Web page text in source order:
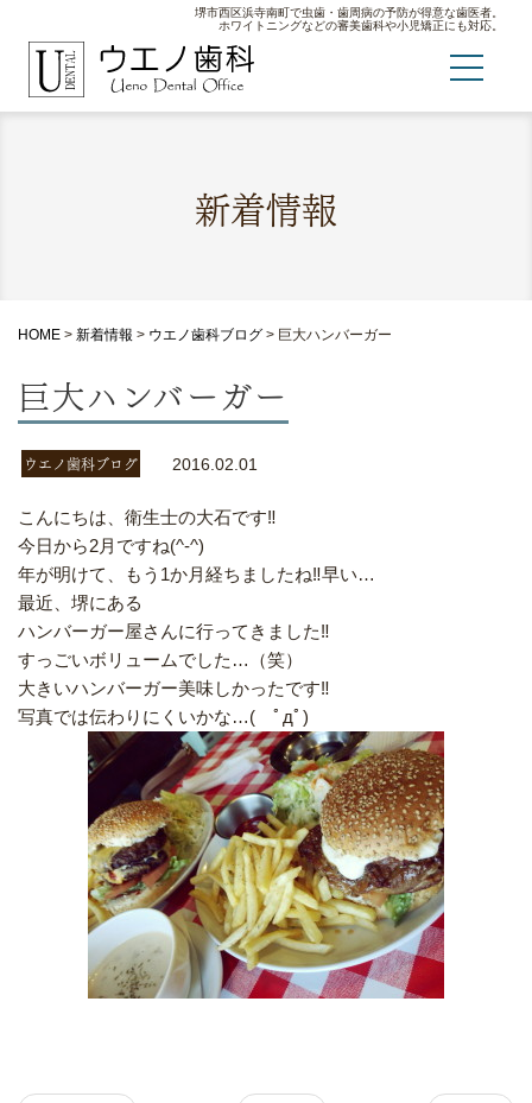
堺市西区浜寺南町で虫歯・歯周病の予防が得意な歯医者。
ホワイトニングなどの審美歯科や小児矯正にも対応。
新着情報
HOME > 新着情報 > ウエノ歯科ブログ > 巨大ハンバーガー
巨大ハンバーガー
ウエノ歯科ブログ 2016.02.01
こんにちは、衛生士の大石です‼︎
今日から2月ですね(^-^)
年が明けて、もう1か月経ちましたね‼︎早い…
最近、堺にある
ハンバーガー屋さんに行ってきました‼︎
すっごいボリュームでした…（笑）
大きいハンバーガー美味しかったです‼︎
写真では伝わりにくいかな…( ﾟдﾟ)